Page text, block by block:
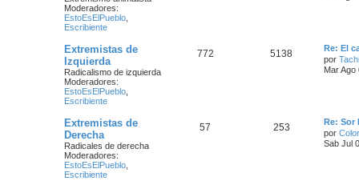
Moderadores:
EstoEsElPueblo
Escribiente
Extremistas de
Izquierda
Radicalismo de izquierda
Moderadores:
EstoEsElPueblo
Escribiente
772 5138
Re: El
por
Mar Ago
Extremistas de
Derecha
Radicales de derecha
Moderadores:
EstoEsElPueblo
Escribiente
57 253
Re: Sor
por
Sab Jul